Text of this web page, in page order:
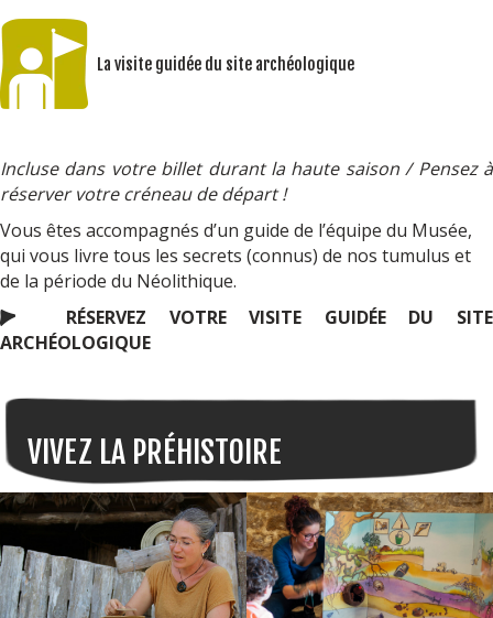
La visite guidée du site archéologique
Incluse dans votre billet durant la haute saison / Pensez à
réserver votre créneau de départ !
Vous êtes accompagnés d’un guide de l’équipe du Musée,
qui vous livre tous les secrets (connus) de nos tumulus et
de la période du Néolithique.
RÉSERVEZ VOTRE VISITE GUIDÉE DU SITE
ARCHÉOLOGIQUE
VIVEZ LA PRÉHISTOIRE